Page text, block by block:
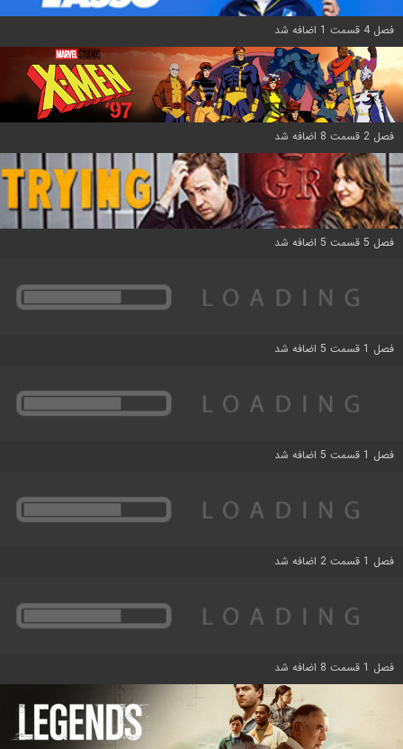
فصل 4 قسمت 1 اضافه شد
فصل 2 قسمت 8 اضافه شد
فصل 5 قسمت 5 اضافه شد
فصل 1 قسمت 5 اضافه شد
فصل 1 قسمت 5 اضافه شد
فصل 1 قسمت 2 اضافه شد
فصل 1 قسمت 8 اضافه شد